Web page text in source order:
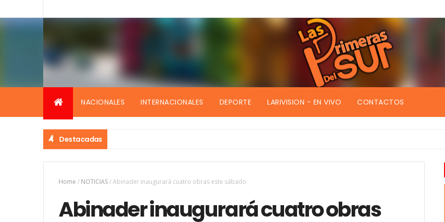
NACIONALES INTERNACIONALES DEPORTE LARIVISION - EN VIVO CONTACTOS
Destacadas
Home / NOTICIAS/Abinader inaugurará cuatro obras este sábado
Abinader inaugurará cuatro obras